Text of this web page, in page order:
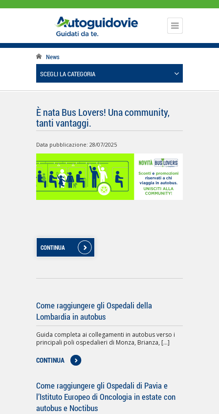
News
SCEGLI LA CATEGORIA
È nata Bus Lovers! Una community,
tanti vantaggi.
Data pubblicazione: 28/07/2025
CONTINUA
Come raggiungere gli Ospedali della
Lombardia in autobus
Guida completa ai collegamenti in autobus verso i
principali poli ospedalieri di Monza, Brianza, [...]
CONTINUA
Come raggiungere gli Ospedali di Pavia e
l’Istituto Europeo di Oncologia in estate con
autobus e Noctibus